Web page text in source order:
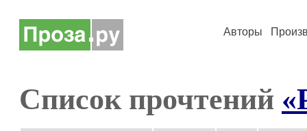
Авторы
Список прочтений